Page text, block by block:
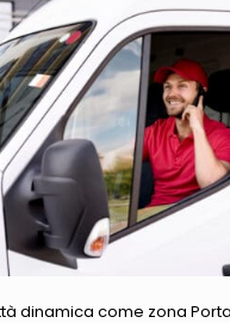
dinamica come zona